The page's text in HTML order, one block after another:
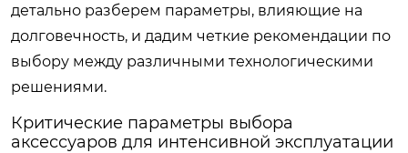
детально разберем параметры, влияющие на
долговечность, и дадим четкие рекомендации по
выбору между различными технологическими
решениями.
Критические параметры выбора
аксессуаров для интенсивной эксплуатации